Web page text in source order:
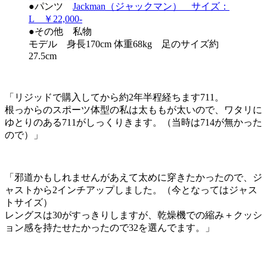
●パンツ Jackman（ジャックマン） サイズ：
L ￥22,000-
●その他 私物
モデル 身長170cm 体重68kg 足のサイズ約
27.5cm
「リジッドで購入してから約2年半程経ちます711。
根っからのスポーツ体型の私は太ももが太いので、ワタリに
ゆとりのある711がしっくりきます。（当時は714が無かった
ので）」
「邪道かもしれませんがあえて太めに穿きたかったので、ジ
ャストから2インチアップしました。（今となってはジャス
トサイズ）
レングスは30がすっきりしますが、乾燥機での縮み＋クッシ
ョン感を持たせたかったので32を選んでます。」